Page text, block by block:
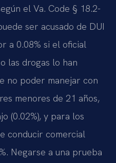
el Va. Code § 18.2-
ser acusado de DUI
a 0.08% si el oficial
las drogas lo han
no poder manejar con
menores de 21 años,
(0.02%), y para los
conducir comercial
Negarse a una prueba